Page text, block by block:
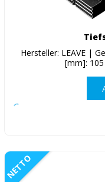
Hersteller: LEAVE |
[mm]:
NETTO